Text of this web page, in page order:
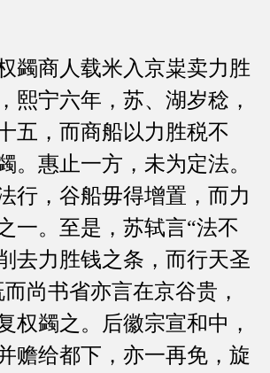
商人载米入京粜卖力胜
熙宁六年，苏、湖岁稔，
五，而商船以力胜税不
。惠止一方，未为定法。
行，谷船毋得增置，而力
一。至是，苏轼言“法不
去力胜钱之条，而行天圣
尚书省亦言在京谷贵，
权蠲之。后徽宗宣和中，
赡给都下，亦一再免，旋